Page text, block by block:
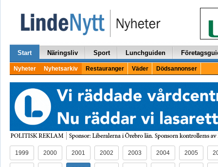
Start Näringsliv Sport Lunchguiden
Nyheter Nyhetsarkiv Restauranger Väder Dödsannonser
1999 2000 2001 2002 2003 2004 2005